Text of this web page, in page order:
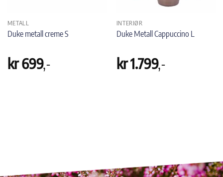
METALL
Duke metall creme S
kr699,-
INTERIØR
Duke Metall Cappuccino L
kr1.799,-